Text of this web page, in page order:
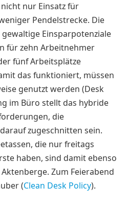
nur Einsatz für
Pendelstrecke. Die
Einsparpotenziale
für zehn Arbeitnehmer
fünf Arbeitsplätze
das funktioniert, müssen
genutzt werden (Desk
im Büro stellt das hybride
die
zugeschnitten sein.
die nur freitags
haben, sind damit ebenso
Zum Feierabend
(Clean Desk Policy).